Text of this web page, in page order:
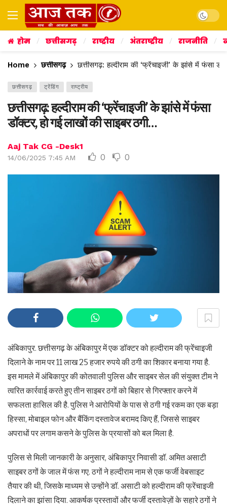
Dark
होम छत्तीसगढ़ राष्ट्रीय अंतराष्ट्रीय राजनीति
Home छत्तीसगढ़ छत्तीसगढ़: हल्‍दीराम की ‘फ्रेंचाइजी’ के झांसे में फंसा
छत्तीसगढ़ ट्रेंडिंग राष्ट्रीय
छत्तीसगढ़: हल्‍दीराम की ‘फ्रेंचाइजी’ के झांसे में फंसा
डॉक्टर, हो गई लाखों की साइबर ठगी…
Aaj Tak CG -Desk1
14/06/2025 7:45 AM 0 0
अंबिकापुर. छत्तीसगढ़ के अंबिकापुर में एक डॉक्टर को हल्दीराम की फ्रेंचाइजी
दिलाने के नाम पर 11 लाख 25 हजार रुपये की ठगी का शिकार बनाया गया है.
इस मामले में अंबिकापुर की कोतवाली पुलिस और साइबर सेल की संयुक्त टीम ने
त्वरित कार्रवाई करते हुए तीन साइबर ठगों को बिहार से गिरफ्तार करने में
सफलता हासिल की है. पुलिस ने आरोपियों के पास से ठगी गई रकम का एक बड़ा
हिस्सा, मोबाइल फोन और बैंकिंग दस्तावेज बरामद किए हैं, जिससे साइबर
अपराधों पर लगाम कसने के पुलिस के प्रयासों को बल मिला है.
पुलिस से मिली जानकारी के अनुसार, अंबिकापुर निवासी डॉ. अमित असाटी
साइबर ठगों के जाल में फंस गए. ठगों ने हल्दीराम नाम से एक फर्जी वेबसाइट
तैयार की थी, जिसके माध्यम से उन्होंने डॉ. असाटी को हल्दीराम की फ्रेंचाइजी
दिलाने का झांसा दिया. आकर्षक प्रस्तावों और फर्जी दस्तावेज़ों के सहारे ठगों ने